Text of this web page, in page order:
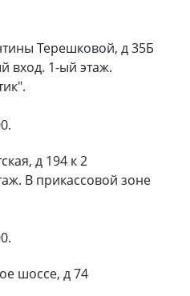
Терешковой, д 35Б
вход. 1-ый этаж.
д 194 к 2
В прикассовой зоне
шоссе, д 74